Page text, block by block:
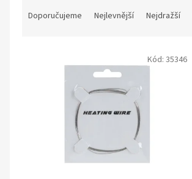
Doporučujeme Nejlevnější Nejdražší
Kód: 35346